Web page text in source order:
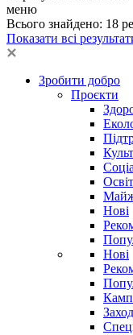
меню
Всього знайдено: 18
Показати всі
Зробити добро
Проєкти
Нові
Нові